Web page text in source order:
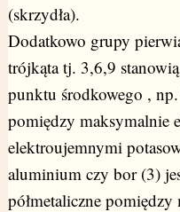
(skrzydła).
Dodatkowo grupy
trójkąta tj. 3,6,9
punktu środkowego ,
pomiędzy maksymalnie
elektroujemnymi
aluminium czy bor (3)
półmetaliczne